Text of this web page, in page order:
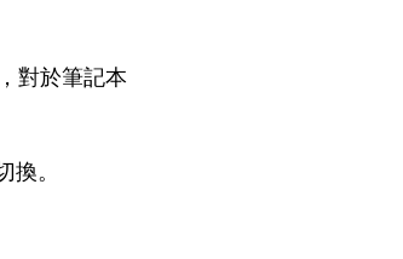
對於筆記本
。